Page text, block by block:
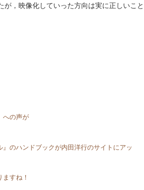
，映像化していった方向は実に正しいこと
への声が
のハンドブックが内田洋行のサイトにアッ
すね！